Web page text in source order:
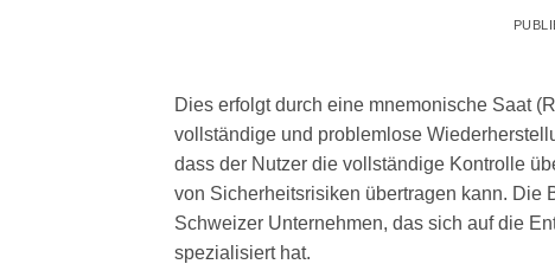
Dies erfolgt durch eine mnemonische Saat
vollständige und problemlose
dass der Nutzer die vollständige Kontrolle
von Sicherheitsrisiken übertragen kann. Die
Schweizer Unternehmen, das sich auf die
spezialisiert hat.